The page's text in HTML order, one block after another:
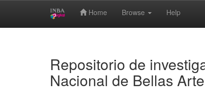
Home Browse Help
Repositorio de
Nacional de Bellas